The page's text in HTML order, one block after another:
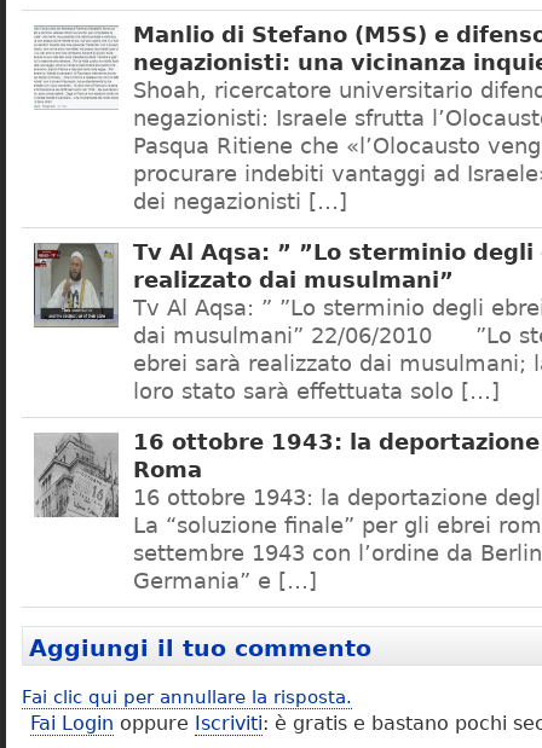
Manlio di Stefano (M5S) e
negazionisti: una vicinanza
Shoah, ricercatore universitario
negazionisti: Israele sfrutta
Pasqua Ritiene che «l’Olocausto
procurare indebiti vantaggi ad
dei negazionisti […]
Tv Al Aqsa: ” ”Lo sterminio degli
realizzato dai musulmani”
Tv Al Aqsa: ” ”Lo sterminio degli
dai musulmani” 22/06/2010 ”Lo
ebrei sarà realizzato dai musulmani;
loro stato sarà effettuata solo […]
16 ottobre 1943: la
Roma
16 ottobre 1943: la deportazione
La “soluzione finale” per gli ebrei
settembre 1943 con l’ordine da
Germania” e […]
Aggiungi il tuo commento
Fai clic qui per annullare la risposta.
Fai Login oppure Iscriviti: è gratis e bastano pochi